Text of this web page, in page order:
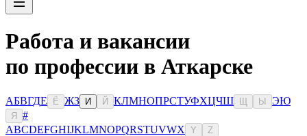
Работа и вакансии
по профессии в Аткарске
АБВГДЕ Ё ЖЗ И Й КЛМНОПРСТУФХЦЧШ Ы ЭЮ
Я
#
ABCDEFGHIJKLMNOPQRSTUVWX Y Z